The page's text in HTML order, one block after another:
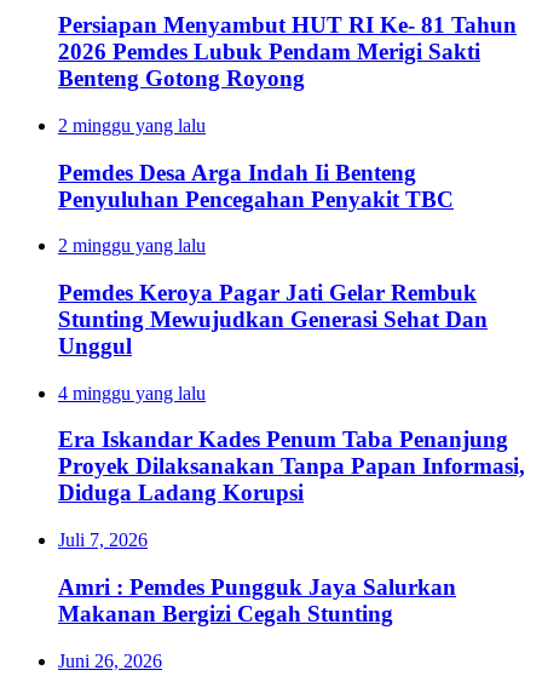
Persiapan Menyambut HUT RI Ke- 81 Tahun
2026 Pemdes Lubuk Pendam Merigi Sakti
Benteng Gotong Royong
2 minggu yang lalu
Pemdes Desa Arga Indah Ii Benteng
Penyuluhan Pencegahan Penyakit TBC
2 minggu yang lalu
Pemdes Keroya Pagar Jati Gelar Rembuk
Stunting Mewujudkan Generasi Sehat Dan
Unggul
4 minggu yang lalu
Era Iskandar Kades Penum Taba Penanjung
Proyek Dilaksanakan Tanpa Papan Informasi,
Diduga Ladang Korupsi
Juli 7, 2026
Amri : Pemdes Pungguk Jaya Salurkan
Makanan Bergizi Cegah Stunting
Juni 26, 2026